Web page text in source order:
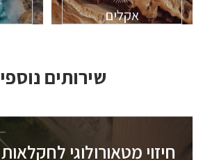
אקלים
שירותים
חיזוי מטאורולוגי לחקלאות